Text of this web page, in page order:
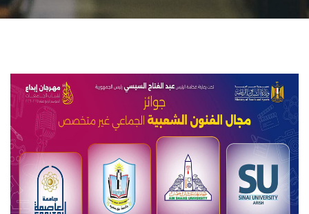
تواصل معنا
هيئة التدريس
الدراسات العليا
الخريجين
الموظفون